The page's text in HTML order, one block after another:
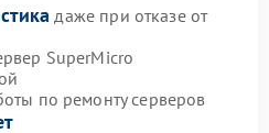
даже при отказе от
SuperMicro
по ремонту серверов